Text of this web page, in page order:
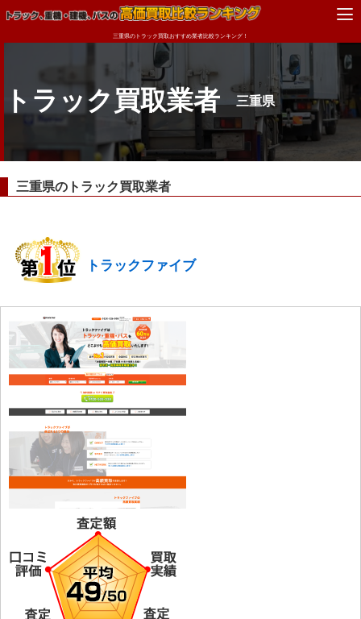
三重県のトラック買取おすすめ業者比較ランキング！
トラック買取業者 三重県
三重県のトラック買取業者
トラックファイブ